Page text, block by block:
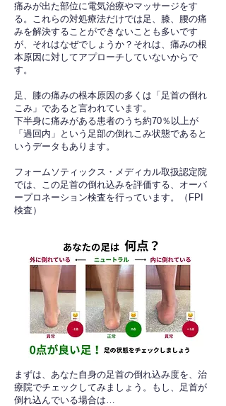
痛みが出た部位に電気治療やマッサージをす
る。これらの対処療法だけでは足、膝、腰の痛
みを解決することができないことも多いです
が、それはなぜでしょうか？それは、痛みの根
本原因に対してアプローチしていないからで
す。
足、膝の痛みの根本原因の多くは「足首の倒れ
こみ」であると言われています。
下半身に痛みがある患者のうち約70％以上が
「過回内」という足部の倒れこみ状態であると
いうデータもあります。
フォームソティックス・メディカル取扱認定院
では、この足首の倒れ込みを評価する、オーバ
ープロネーション検査を行っています。（FPI
検査）​
​まずは、あなた自身の足首の倒れ込み度を、治
療院でチェックしてみましょう。もし、足首が
倒れ込んでいる場合は…